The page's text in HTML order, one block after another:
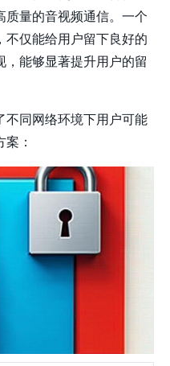
质量的音视频通信。一个
不仅能给用户留下良好的
，能够显著提升用户的留
不同网络环境下用户可能
：